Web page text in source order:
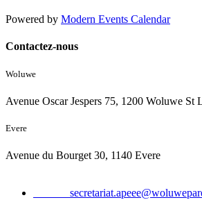
Powered by Modern Events Calendar
Contactez-nous
Woluwe
Avenue Oscar Jespers 75, 1200 Woluwe St
Evere
Avenue du Bourget 30, 1140 Evere